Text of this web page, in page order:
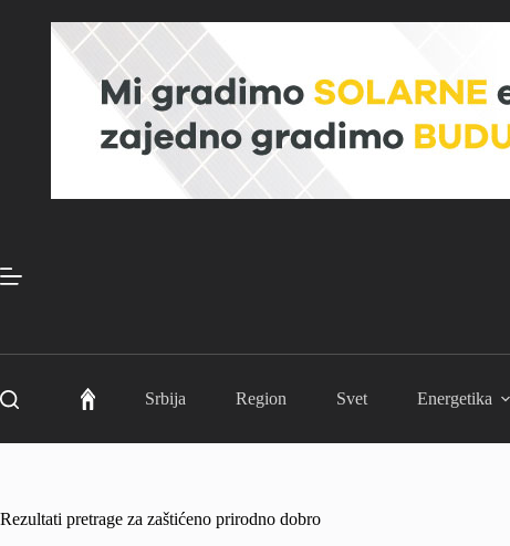
Srbija Region Svet Energetika
Rezultati pretrage za zaštićeno prirodno dobro